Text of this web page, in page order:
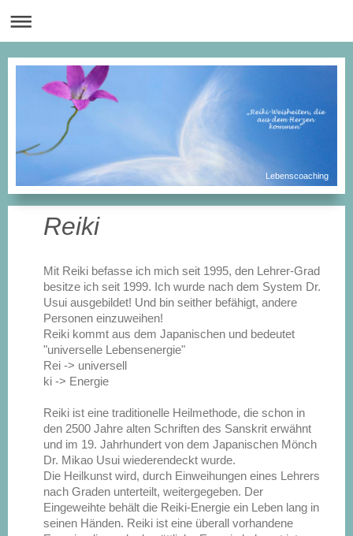
Lebenscoaching
Reiki
Mit Reiki befasse ich mich seit 1995, den Lehrer-Grad
besitze ich seit 1999. Ich wurde nach dem System Dr.
Usui ausgebildet! Und bin seither befähigt, andere
Personen einzuweihen!
Reiki kommt aus dem Japanischen und bedeutet
"universelle Lebensenergie"
Rei -> universell
ki -> Energie
Reiki ist eine traditionelle Heilmethode, die schon in
den 2500 Jahre alten Schriften des Sanskrit erwähnt
und im 19. Jahrhundert von dem Japanischen Mönch
Dr. Mikao Usui wiederendeckt wurde.
Die Heilkunst wird, durch Einweihungen eines Lehrers
nach Graden unterteilt, weitergegeben. Der
Eingeweihte behält die Reiki-Energie ein Leben lang in
seinen Händen. Reiki ist eine überall vorhandene